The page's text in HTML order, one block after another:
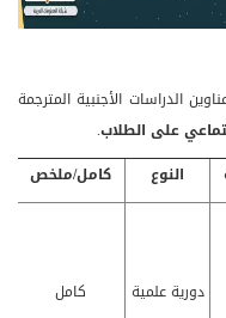
الدراسات الأجنبية المترجمة
على الطلاب.
النوع
كامل/ملخص
دورية علمية كامل